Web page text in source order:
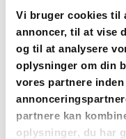
Vi bruger cookies til
annoncer, til at vise
og til at analysere
oplysninger om din
vores partnere
partnere kan
oplysninger, du har
Du vil